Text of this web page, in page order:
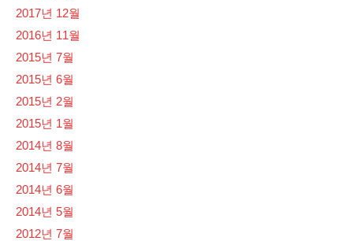
2017년 12월
2016년 11월
2015년 7월
2015년 6월
2015년 2월
2015년 1월
2014년 8월
2014년 7월
2014년 6월
2014년 5월
2012년 7월